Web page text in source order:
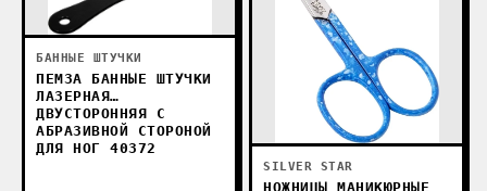
БАННЫЕ ШТУЧКИ
ПЕМЗА БАННЫЕ ШТУЧКИ
ЛАЗЕРНАЯ
ДВУСТОРОННЯЯ С
АБРАЗИВНОЙ СТОРОНОЙ
ДЛЯ НОГ 40372
SILVER STAR
НОЖНИЦЫ МАНИКЮРНЫЕ